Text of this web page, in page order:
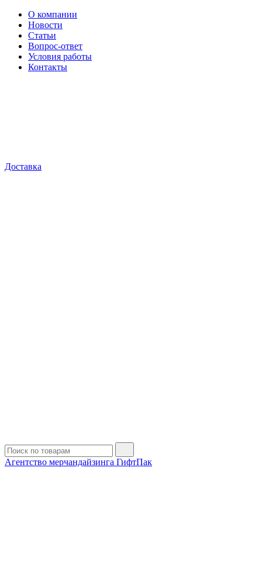
О компании
Новости
Статьи
Вопрос-ответ
Условия работы
Контакты
Доставка
Агентство мерчандайзинга ГифтПак